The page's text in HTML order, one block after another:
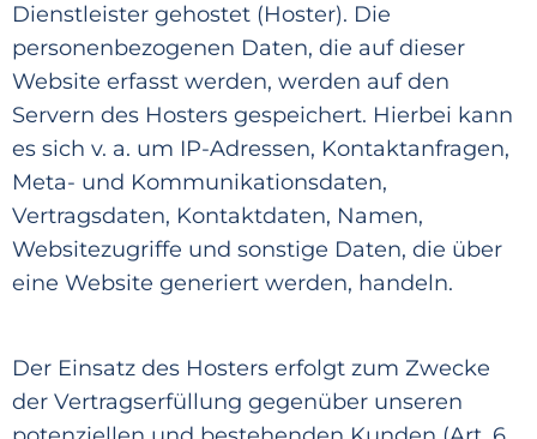
Dienstleister gehostet (Hoster). Die
personenbezogenen Daten, die auf dieser
Website erfasst werden, werden auf den
Servern des Hosters gespeichert. Hierbei kann
es sich v. a. um IP-Adressen, Kontaktanfragen,
Meta- und Kommunikationsdaten,
Vertragsdaten, Kontaktdaten, Namen,
Websitezugriffe und sonstige Daten, die über
eine Website generiert werden, handeln.
Der Einsatz des Hosters erfolgt zum Zwecke
der Vertragserfüllung gegenüber unseren